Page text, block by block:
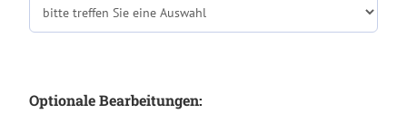
Optionale Bearbeitungen: